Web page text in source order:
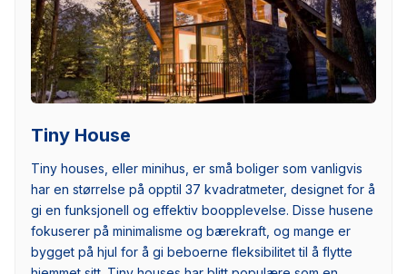
Tiny House
Tiny houses, eller minihus, er små boliger som vanligvis
har en størrelse på opptil 37 kvadratmeter, designet for å
gi en funksjonell og effektiv boopplevelse. Disse husene
fokuserer på minimalisme og bærekraft, og mange er
bygget på hjul for å gi beboerne fleksibilitet til å flytte